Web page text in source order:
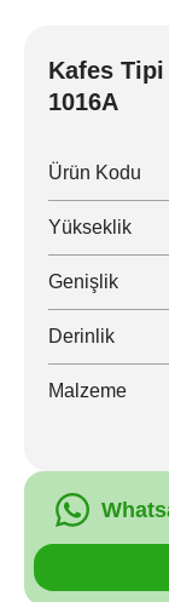
Kafes Tipi
1016A
Ürün Kodu
Yükseklik
Genişlik
Derinlik
Malzeme